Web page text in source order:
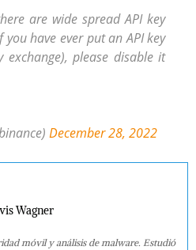
are wide spread API key
have ever put an API key
please disable it
December 28, 2022
Wagner
móvil y análisis de malware. Estudió